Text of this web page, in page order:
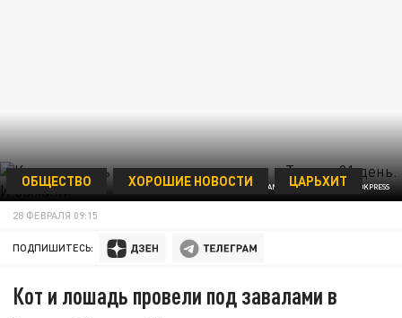
© SVETLANA VOZMILOVA/GLOBALLOOKPRESS
ОБЩЕСТВО ХОРОШИЕ НОВОСТИ ЦАРЬХИТ
28 ФЕВРАЛЯ 09:15
ПОДПИШИТЕСЬ:
Кот и лошадь провели под завалами в